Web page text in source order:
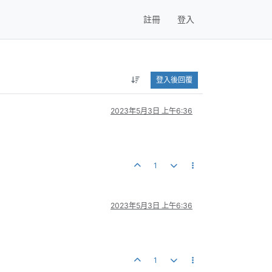
註冊 登入
登入後回覆
2023年5月3日 上午6:36
1
2023年5月3日 上午6:36
1